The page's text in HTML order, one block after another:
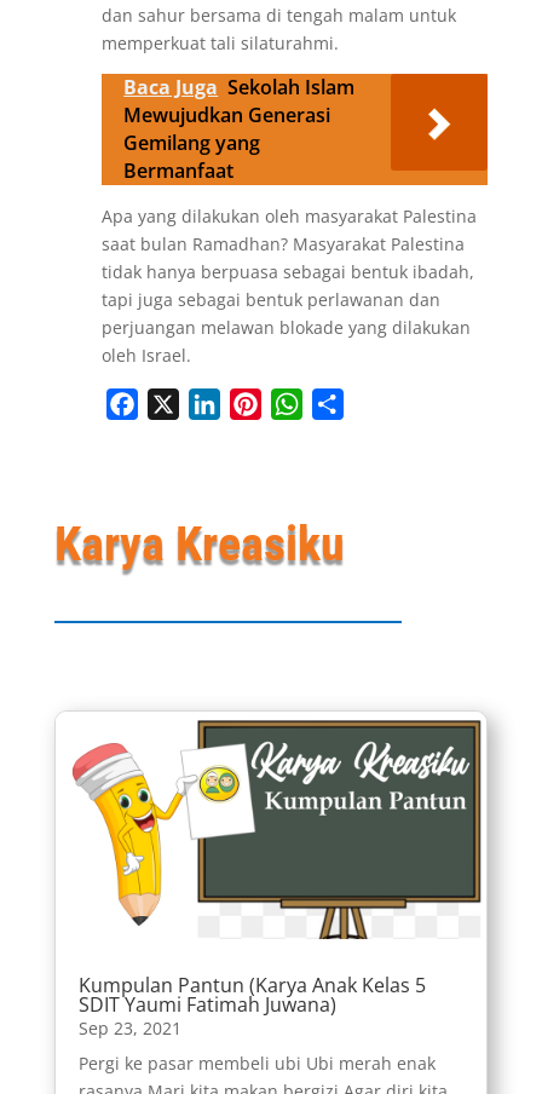
dan sahur bersama di tengah malam untuk
memperkuat tali silaturahmi.
Baca Juga Sekolah Islam
Mewujudkan Generasi
Gemilang yang
Bermanfaat
Apa yang dilakukan oleh masyarakat Palestina
saat bulan Ramadhan? Masyarakat Palestina
tidak hanya berpuasa sebagai bentuk ibadah,
tapi juga sebagai bentuk perlawanan dan
perjuangan melawan blokade yang dilakukan
oleh Israel.
Facebook LinkedInPinterestWhatsApp
Karya Kreasiku
Kumpulan Pantun (Karya Anak Kelas 5
SDIT Yaumi Fatimah Juwana)
Sep 23, 2021
Pergi ke pasar membeli ubi Ubi merah enak